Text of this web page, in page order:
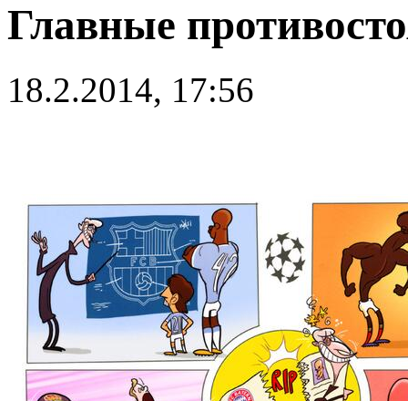
Главные
18.2.2014, 17:56